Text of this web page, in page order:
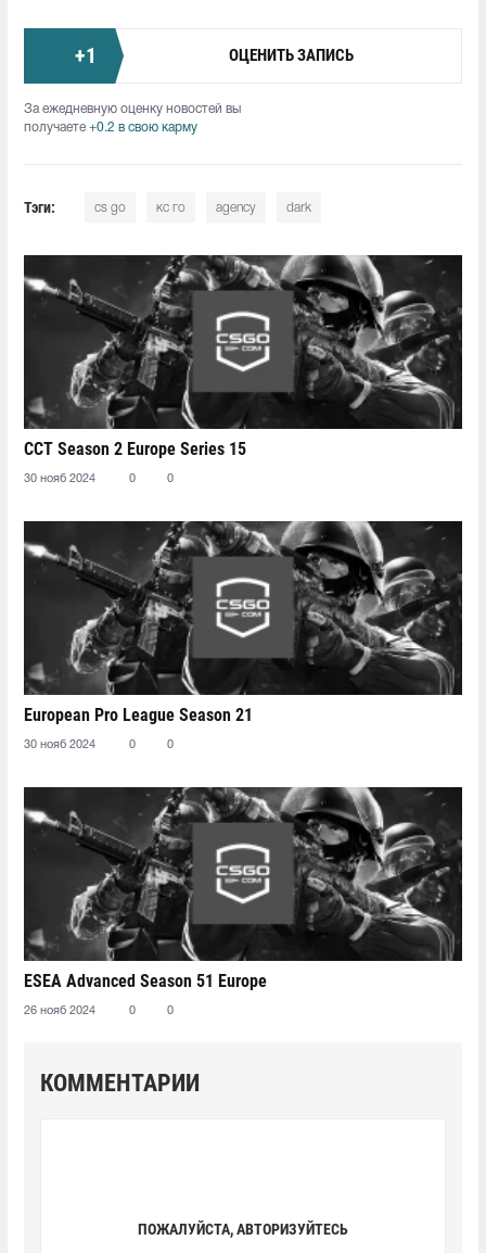
+1 ОЦЕНИТЬ ЗАПИСЬ
За ежедневную оценку новостей вы
получаете +0.2 в свою карму
Тэги: cs go кс го agency dark
CCT Season 2 Europe Series 15
30 нояб 2024 0 0
European Pro League Season 21
30 нояб 2024 0 0
ESEA Advanced Season 51 Europe
26 нояб 2024 0 0
КОММЕНТАРИИ
ПОЖАЛУЙСТА, АВТОРИЗУЙТЕСЬ